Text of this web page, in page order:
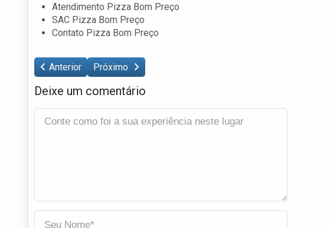
Atendimento Pizza Bom Preço
SAC Pizza Bom Preço
Contato Pizza Bom Preço
Anterior Próximo
Deixe um comentário